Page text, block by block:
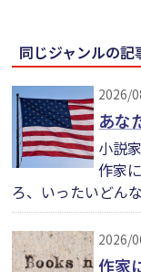
同じジャンルの記
2026/
あな
小説
作家
ろ、いったいどん
2026/
作家